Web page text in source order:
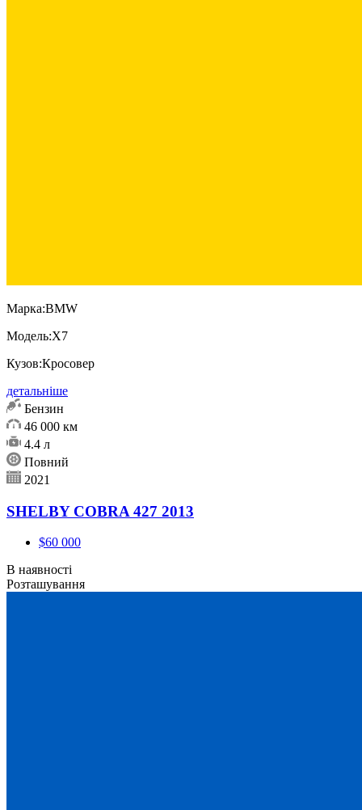
Марка:BMW
Модель:X7
Кузов:Кросовер
детальніше
Бензин
46 000 км
4.4 л
Повний
2021
SHELBY COBRA 427 2013
$60 000
В наявності
Розташування